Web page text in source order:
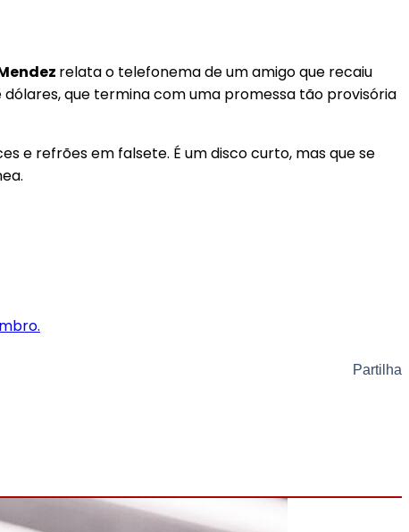
relata o telefonema de um amigo que recaiu
que termina com uma promessa tão provisória
e refrões em falsete. É um disco curto, mas que se
Partilha